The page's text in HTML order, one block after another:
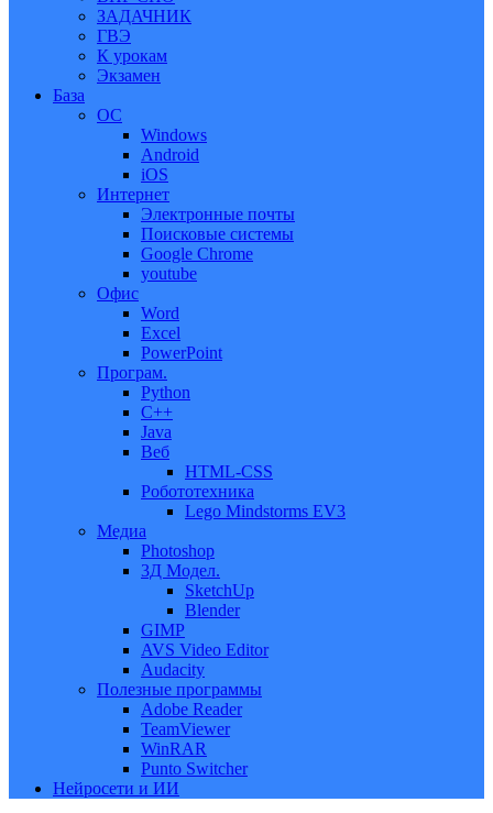
ЗАДАЧНИК
ГВЭ
К урокам
Экзамен
База
ОС
Windows
Android
iOS
Интернет
Электронные почты
Поисковые системы
Google Chrome
youtube
Офис
Word
Excel
PowerPoint
Програм.
Python
C++
Java
Веб
HTML-CSS
Робототехника
Lego Mindstorms EV3
Медиа
Photoshop
3Д Модел.
SketchUp
Blender
GIMP
AVS Video Editor
Audacity
Полезные программы
Adobe Reader
TeamViewer
WinRAR
Punto Switcher
Нейросети и ИИ